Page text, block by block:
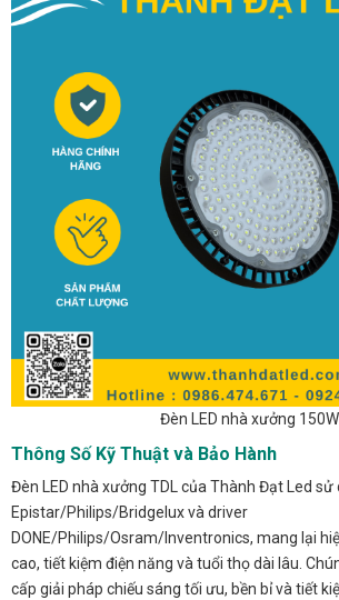
Đèn LED nhà xưởng 150W
Thông Số Kỹ Thuật và Bảo Hành
Đèn LED nhà xưởng TDL của Thành Đạt Led sử
Epistar/Philips/Bridgelux và driver
DONE/Philips/Osram/Inventronics, mang lại
cao, tiết kiệm điện năng và tuổi thọ dài lâu.
cấp giải pháp chiếu sáng tối ưu, bền bỉ và tiết